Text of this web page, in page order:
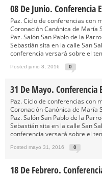
08 De Junio. Conferencia
Paz. Ciclo de conferencias con
Coronación Canónica de María
Paz. Salón San Pablo de la
Sebastián sita en la calle San
conferencia versará sobre el
Posted junio 8, 2016 0
31 De Mayo. Conferencia
Paz. Ciclo de conferencias con
Coronación Canónica de María
Paz. Salón San Pablo de la
Sebastián sita en la calle San
conferencia versará sobre el
Posted mayo 31, 2016 0
18 De Febrero.